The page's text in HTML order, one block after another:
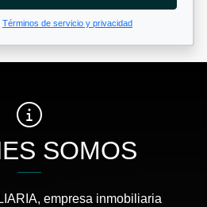
Términos de servicio y privacidad
SOMOS
empresa inmobiliaria